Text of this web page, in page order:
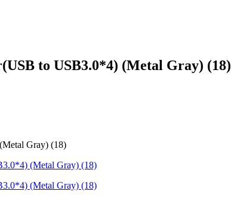
to USB3.0*4) (Metal Gray) (18)
Gray) (18)